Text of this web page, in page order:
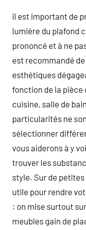
il est important de
lumiére du plafond
prononcé et à ne
est recommandé
esthétiques
fonction de la pièce
cuisine, salle de
particularités ne
sélectionner
vous aiderons à y
trouver les
style. Sur de petites
utile pour rendre
: on mise surtout
meubles gain de